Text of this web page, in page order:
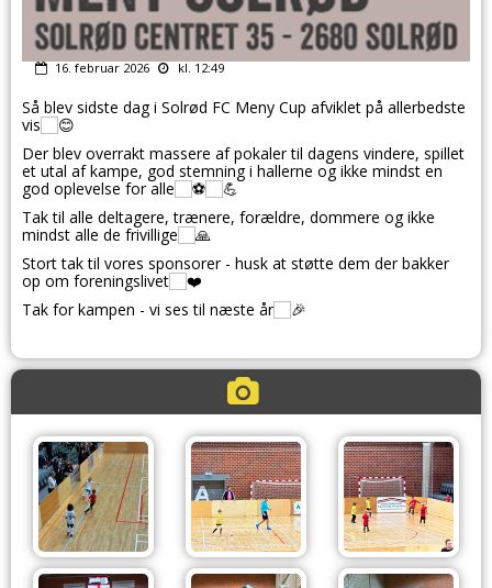
16. februar 2026 kl. 12:49
Så blev sidste dag i Solrød FC Meny Cup afviklet på allerbedste
vis
Der blev overrakt massere af pokaler til dagens vindere, spillet
et utal af kampe, god stemning i hallerne og ikke mindst en
god oplevelse for alle
Tak til alle deltagere, trænere, forældre, dommere og ikke
mindst alle de frivillige
Stort tak til vores sponsorer - husk at støtte dem der bakker
op om foreningslivet
Tak for kampen - vi ses til næste år